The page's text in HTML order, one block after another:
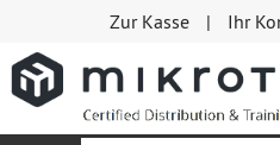
Zur Kasse Ihr